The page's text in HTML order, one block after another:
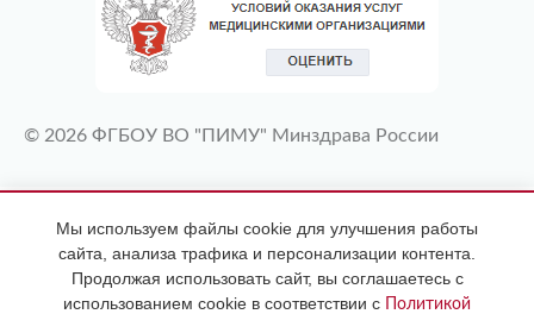
© 2026 ФГБОУ ВО "ПИМУ" Минздрава России
ИМЕЮТСЯ ПРОТИВОПОКАЗАНИЯ
НЕОБХОДИМА КОНСУЛЬТАЦИЯ
СПЕЦИАЛИСТА
Мы используем файлы cookie для улучшения работы
сайта, анализа трафика и персонализации контента.
Продолжая использовать сайт, вы соглашаетесь с
использованием cookie в соответствии с
Политикой